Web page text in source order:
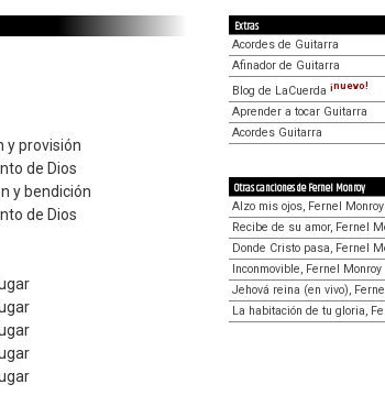
y provisión
de Dios
y bendición
de Dios
Extras
Acordes de Guitarra
Afinador de Guitarra
Blog de LaCuerda ¡nuevo!
Aprender a tocar Guitarra
Acordes Guitarra
Otras canciones de Fernel Monroy
Alzo mis ojos, Fernel Monroy
Recibe de su amor, Fernel
Donde Cristo pasa, Fernel
Inconmovible, Fernel Monroy
Jehová reina (en vivo),
La habitación de tu gloria,